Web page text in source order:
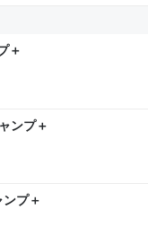
＋
ンプ＋
プ＋